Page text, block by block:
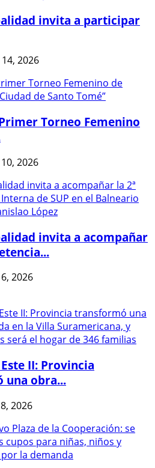
invita a participar
2026
Torneo Femenino
2026
invita a acompañar
2026
II: Provincia
una obra...
2026